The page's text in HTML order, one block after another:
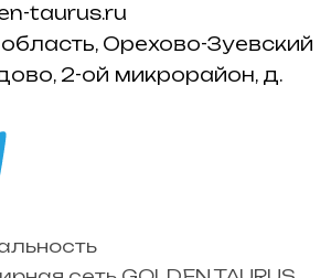
taurus.ru
Орехово-Зуевский
2-ой микрорайон, д.